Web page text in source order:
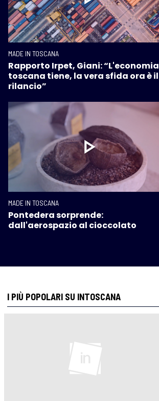
MADE IN TOSCANA
Rapporto Irpet, Giani: “L'economia
toscana tiene, la vera sfida ora è il
rilancio”
MADE IN TOSCANA
Pontedera sorprende:
dall'aerospazio al cioccolato
I PIÙ POPOLARI SU INTOSCANA